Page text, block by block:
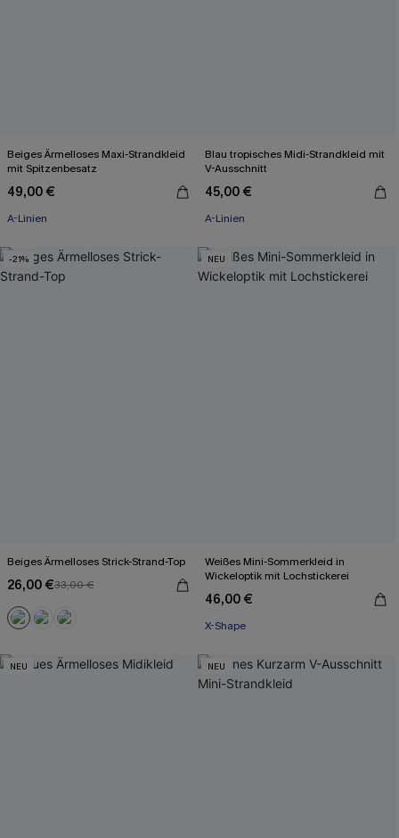
Beiges Ärmelloses Maxi-Strandkleid
mit Spitzenbesatz
49,00 €
A-Linien
Blau tropisches Midi-Strandkleid mit
V-Ausschnitt
45,00 €
A-Linien
-21%
Beiges Ärmelloses Strick-Strand-Top
26,00 €33,00 €
NEU
Weißes Mini-Sommerkleid in
Wickeloptik mit Lochstickerei
46,00 €
X-Shape
NEU NEU